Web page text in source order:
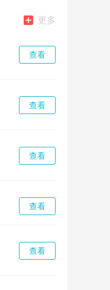
更多
查看
查看
查看
查看
查看